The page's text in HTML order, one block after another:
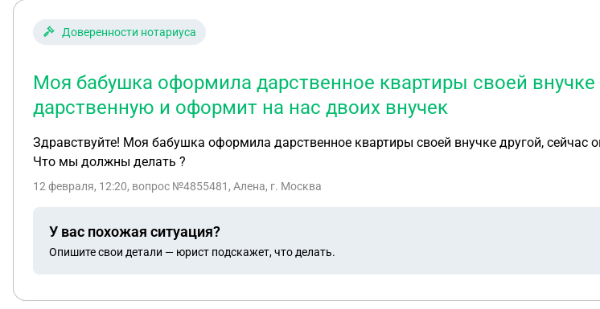
Доверенности нотариуса
Моя бабушка оформила дарственное квартиры своей внучке
дарственную и оформит на нас двоих внучек
Здравствуйте! Моя бабушка оформила дарственное квартиры своей внучке другой, сейчас
Что мы должны делать ?
12 февраля, 12:20, вопрос №4855481, Алена, г. Москва
У вас похожая ситуация?
Опишите свои детали — юрист подскажет, что делать.